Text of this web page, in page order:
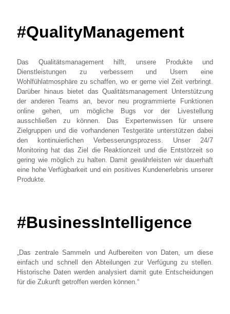
#QualityManagement
Das Qualitätsmanagement hilft, unsere Produkte und
Dienstleistungen zu verbessern und Usern eine
Wohlfühlatmosphäre zu schaffen, wo er gerne viel Zeit verbringt.
Darüber hinaus bietet das Qualitätsmanagement Unterstützung
der anderen Teams an, bevor neu programmierte Funktionen
online gehen, um mögliche Bugs vor der Livestellung
ausschließen zu können. Das Expertenwissen für unsere
Zielgruppen und die vorhandenen Testgeräte unterstützen dabei
den kontinuierlichen Verbesserungsprozess. Unser 24/7
Monitoring hat das Ziel die Reaktionzeit und die Entstörzeit so
gering wie möglich zu halten. Damit gewährleisten wir dauerhaft
eine hohe Verfügbarkeit und ein positives Kundenerlebnis unserer
Produkte.
#BusinessIntelligence
„Das zentrale Sammeln und Aufbereiten von Daten, um diese
einfach und schnell den Abteilungen zur Verfügung zu stellen.
Historische Daten werden analysiert damit gute Entscheidungen
für die Zukunft getroffen werden können.“